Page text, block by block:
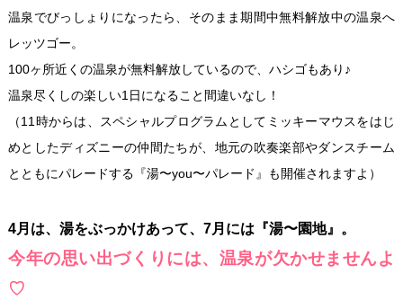
温泉でびっしょりになったら、そのまま期間中無料解放中の温泉へ
レッツゴー。
100ヶ所近くの温泉が無料解放しているので、ハシゴもあり♪
温泉尽くしの楽しい1日になること間違いなし！
（11時からは、スペシャルプログラムとしてミッキーマウスをはじ
めとしたディズニーの仲間たちが、地元の吹奏楽部やダンスチーム
とともにパレードする『湯〜you〜パレード』も開催されますよ）
4月は、湯をぶっかけあって、7月には『湯〜園地』。
今年の思い出づくりには、温泉が欠かせませんよ
♡